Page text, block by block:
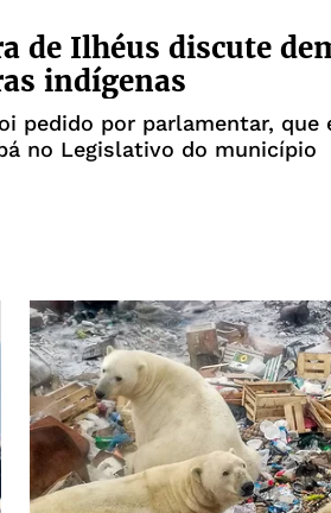
de Ilhéus discute
indígenas
pedido por parlamentar, que
no Legislativo do município